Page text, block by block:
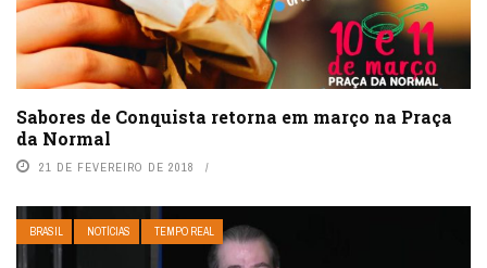
Sabores de Conquista retorna em março na Praça
da Normal
21 DE FEVEREIRO DE 2018
BRASIL NOTÍCIAS TEMPO REAL